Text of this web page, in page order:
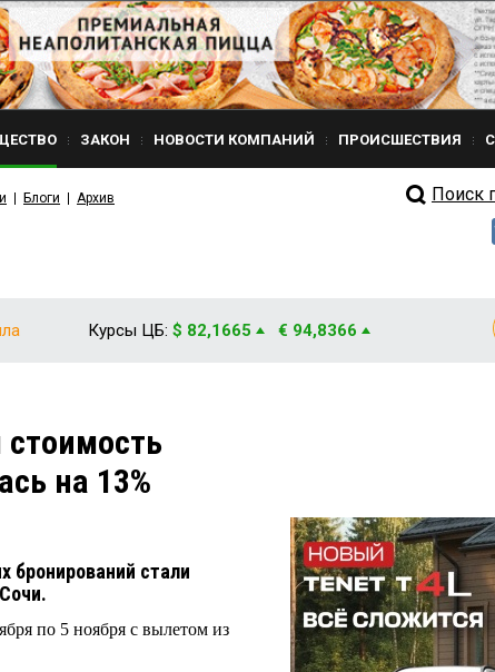
ЗАКОН НОВОСТИ КОМПАНИЙ ПРОИСШЕСТВИЯ
Блоги Архив Поиск
Курсы ЦБ: $ 82,1665 € 94,8366
на 13%
бронирований стали
по 5 ноября с вылетом из